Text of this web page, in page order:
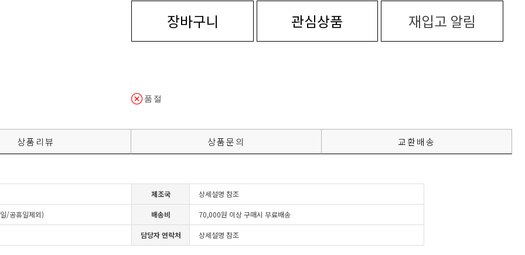
장바구니 관심상품 재입고 알림
품절
상품리뷰 상품문의 교환배송
제조국 상세설명 참조
/공휴일제외) 배송비 70,000원 이상 구매시 무료배송
담당자 연락처 상세설명 참조